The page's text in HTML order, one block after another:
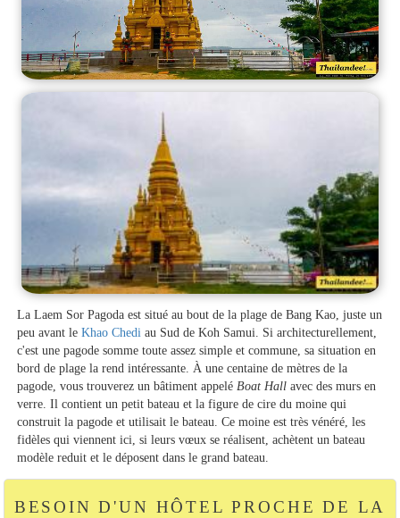
La Laem Sor Pagoda est situé au bout de la plage de Bang Kao, juste un
peu avant leKhao Chedi au Sud de Koh Samui. Si architecturellement,
c'est une pagode somme toute assez simple et commune, sa situation en
bord de plage la rend intéressante. À une centaine de mètres de la
pagode, vous trouverez un bâtiment appelé Boat Hall avec des murs en
verre. Il contient un petit bateau et la figure de cire du moine qui
construit la pagode et utilisait le bateau. Ce moine est très vénéré, les
fidèles qui viennent ici, si leurs vœux se réalisent, achètent un bateau
modèle reduit et le déposent dans le grand bateau.
BESOIN D'UN HÔTEL PROCHE DE LA